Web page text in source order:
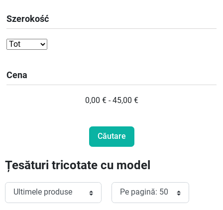
Szerokość
Cena
0,00 € - 45,00 €
Țesături tricotate cu model